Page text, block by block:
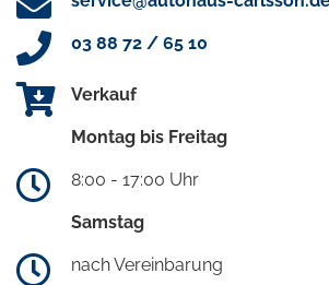
03 88 72 / 65 10
Verkauf
Montag bis Freitag
8:00 - 17:00 Uhr
Samstag
nach Vereinbarung